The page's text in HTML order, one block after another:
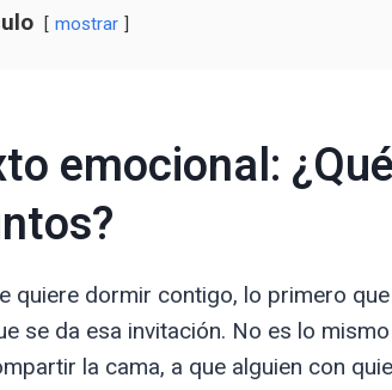
mostrar
emocional:
quiere dormir contigo, lo primero
se da esa invitación. No es lo
la cama, a que alguien con